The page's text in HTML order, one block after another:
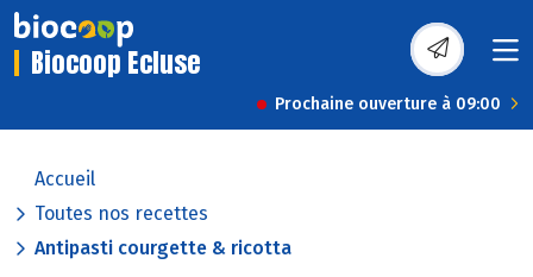
Biocoop Ecluse
Prochaine ouverture à 09:00
Accueil
Toutes nos recettes
Antipasti courgette & ricotta